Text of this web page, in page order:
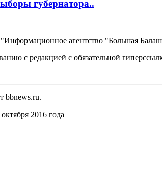
губернатора..
агентство "Большая
с редакцией с обязательной
bbnews.ru.
2016 года